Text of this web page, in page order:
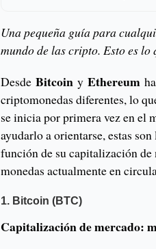
Una pequeña guía para
mundo de las cripto. Esto es lo
DesdeBitcoinyEthereum
criptomonedas diferentes, lo
se inicia por primera vez en el
ayudarlo a orientarse, estas
función de su capitalización
monedas actualmente en
1. Bitcoin (BTC)
Capitalización de mercado: